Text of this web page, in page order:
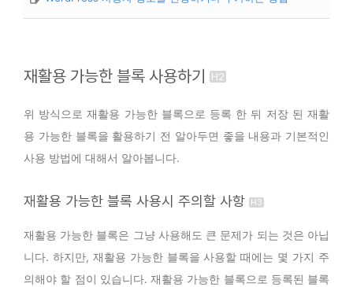
재활용 가능한 블록 사용하기
위 방식으로재활용 가능한 블록으로 등록 한 뒤 저장 된재활
용 가능한 블록을 활용하기 전 알아두면 좋을 내용과 기본적인
사용 방법에 대해서 알아봅니다.
재활용 가능한 블록 사용시 주의할 사항
재활용 가능한 블록은 그냥 사용해도 큰 문제가 되는 것은 아닙
니다. 하지만, 재활용 가능한 블록을 사용할 때에는 몇 가지 주
의해야 할 점이 있습니다. 재활용 가능한 블록으로 등록된 블록